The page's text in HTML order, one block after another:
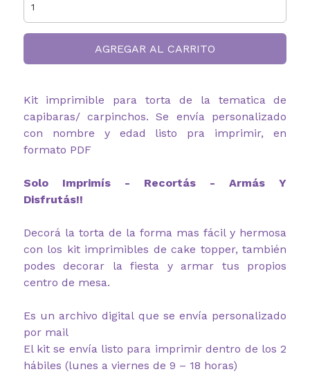
AGREGAR AL CARRITO
Kit imprimible para torta de la tematica de
capibaras/ carpinchos. Se envía personalizado
con nombre y edad listo pra imprimir, en
formato PDF
Solo Imprimís - Recortás - Armás Y
Disfrutás!!
Decorá la torta de la forma mas fácil y hermosa
con los kit imprimibles de cake topper, también
podes decorar la fiesta y armar tus propios
centro de mesa.
Es un archivo digital que se envía personalizado
por mail
El kit se envía listo para imprimir dentro de los 2
hábiles (lunes a viernes de 9 – 18 horas)